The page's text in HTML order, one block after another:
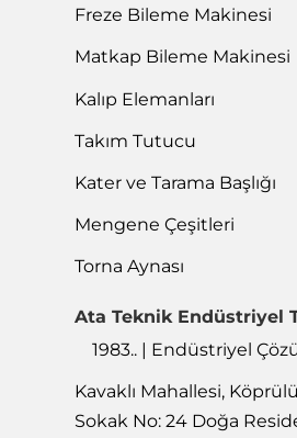
Freze Bileme Makinesi
Matkap Bileme Makinesi
Kalıp Elemanları
Takım Tutucu
Kater ve Tarama Başlığı
Mengene Çeşitleri
Torna Aynası
Ata Teknik Endüstriyel
1983.. | Endüstriyel
Kavaklı Mahallesi,
Sokak No: 24 Doğa